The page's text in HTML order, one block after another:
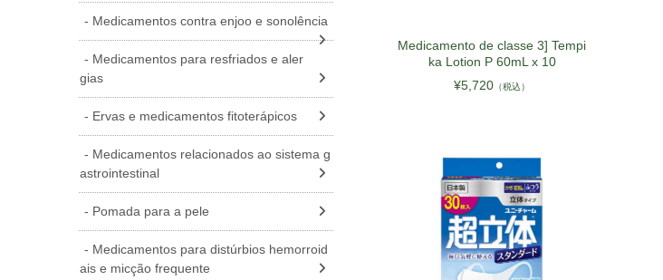
Medicamento de classe 3] Tempi
ka Lotion P 60mL x 10
¥5,720 （税込）
Medicamentos contra enjoo e sonolência
Medicamentos para resfriados e aler
gias
Ervas e medicamentos fitoterápicos
Medicamentos relacionados ao sistema g
astrointestinal
Pomada para a pele
Medicamentos para distúrbios hemorroid
ais e micção frequente